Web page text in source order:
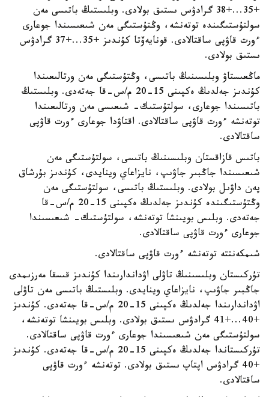
+35...+38 گرادۋس ىستىق بولادى. وبلىستىڭ باتىسى مەن
سولتۇستىگىندە توتەنشە، وڭتۇستىگى مەن شىعىسىندا جوعارى
ءورت قاۋپى ساقتالادى. قونايەۆتا كۇندىز +35...+37 گرادۋس
ىستىق بولادى.
ماڭعىستاۋ وبلىسىنىڭ باتىسى، وڭتۇستىگى مەن ورتالىعىندا
كۇندىز جەلدىڭ ەكپىنى 15-20 م/س-قا جەتەدى. وبلىستىڭ
باتىسىندا جوعارى، سولتۇستىك- شىعىسى مەن ورتالىعىندا
توتەنشە ءورت قاۋپى ساقتالادى. اقتاۋدا جوعارى ءورت قاۋپى
ساقتالادى.
باتىس قازاقستان وبلىسىنىڭ باتىسى، سولتۇستىگى مەن
شىعىسىندا جاڭبىر جاۋىپ، نايزاعاي وينايدى، كۇندىز بۇرشاق
پەن داۋىل بولادى. وبلىستىڭ باتىسى، سولتۇستىگى مەن
وڭتۇستىگىندە كۇندىز جەلدىڭ ەكپىنى 15-20 م/س-قا
جەتەدى. وبلىس بويىنشا توتەنشە، سولتۇستىك- شىعىسىندا
جوعارى ءورت قاۋپى ساقتالادى.
شىمكەنتتە توتەنشە ءورت قاۋپى ساقتالادى.
تۇركىستان وبلىسىنىڭ تاۋلى اۋداندارىندا كۇندىز قىسقا مەرزىمدى
جاڭبىر جاۋىپ، نايزاعاي وينايدى. وبلىستىڭ باتىسى مەن تاۋلى
اۋداندارىندا جەلدىڭ ەكپىنى 15-20 م/س-قا جەتەدى. كۇندىز
+40...+41 گرادۋس ىستىق بولادى. وبلىس بويىنشا توتەنشە،
سولتۇستىگى مەن شىعىسىندا جوعارى ءورت قاۋپى ساقتالادى.
تۇركىستاندا جەلدىڭ ەكپىنى 15-20 م/س-قا جەتەدى. كۇندىز
+40 گرادۋس اپتاپ ىستىق بولادى. توتەنشە ءورت قاۋپى
ساقتالادى.